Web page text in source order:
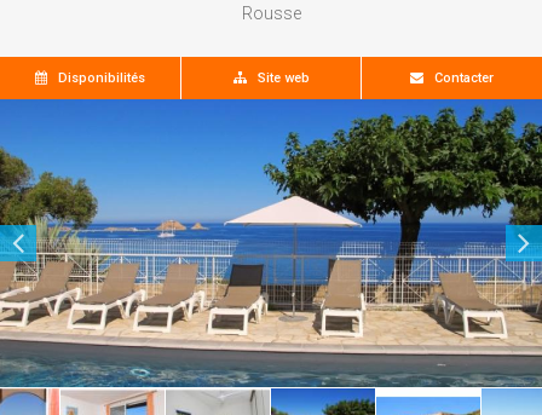
Rousse
Disponibilités Site web Contacter